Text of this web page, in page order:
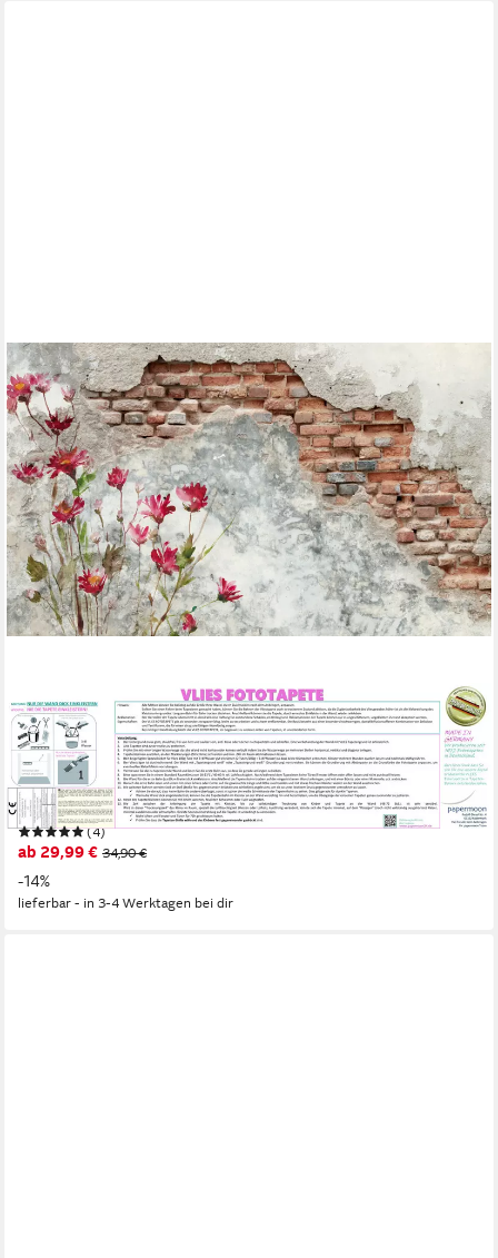
PAPERMOON
Fototapete VLIES-Tapete Premium "Ziegelwand", Kleister
KOSTENLOS, reduziert, 3D-Effekt, restlos trocken abziehbar,
(490), Wandtapete Bild Dekoration Wand-Dekor Motiv Tapete
Poster
(4)
ab 29,99 € 34,90 €
-14%
lieferbar - in 3-4 Werktagen bei dir